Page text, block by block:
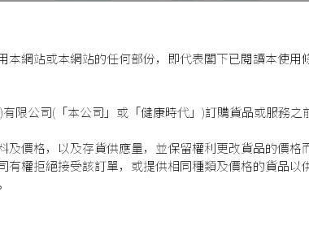
網站或本網站的任何部份，即代表閣下已閱讀本使
限公司(「本公司」或「健康時代」)訂購貨品或服務之
價格，以及存貨供應量，並保留權利更改貨品的價
權拒絕接受該訂單，或提供相同種類及價格的貨品